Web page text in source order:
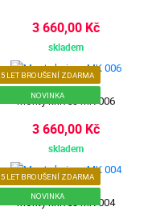
3 660,00 Kč
skladem
5 LET BROUŠENÍ ZDARMA
NOVINKA
Monty knives MK 006
3 660,00 Kč
skladem
5 LET BROUŠENÍ ZDARMA
NOVINKA
Monty knives MK 004